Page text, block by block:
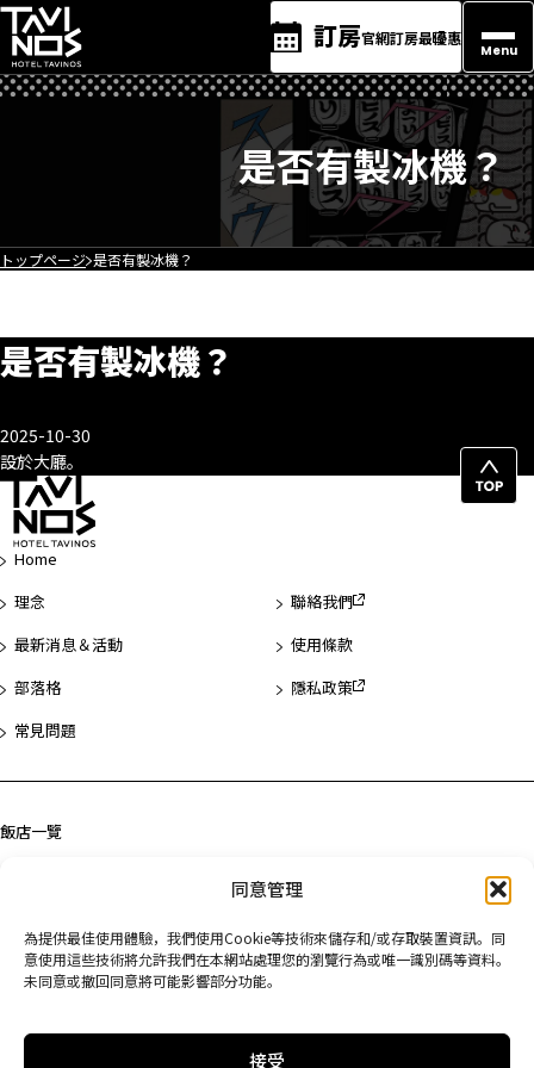
同意管理
為提供最佳使用體驗，我們使用Cookie等技術來儲存和/或存取裝置資訊。同
意使用這些技術將允許我們在本網站處理您的瀏覽行為或唯一識別碼等資料。
未同意或撤回同意將可能影響部分功能。
接受
訂房官網訂房最優惠
Menu
是否有製冰機？
トップページ 是否有製冰機？
是否有製冰機？
2025-10-30
設於大廳。
回
Home
理念
最新消息＆活動
部落格
常見問題
聯絡我們
使用條款
隱私政策
飯店一覽
京都